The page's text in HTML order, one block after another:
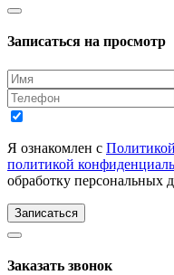
Записаться на просмотр
Я ознакомлен с
политикой
обработку персональных
Записаться
Заказать звонок